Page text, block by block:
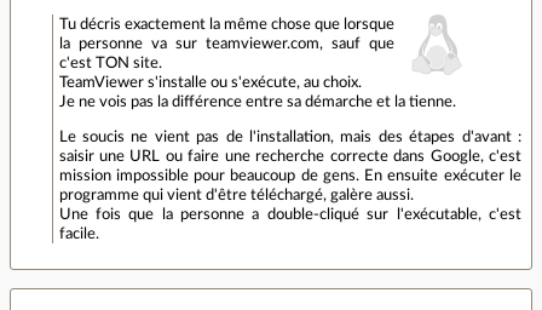
Tu décris exactement la même chose que lorsque
la personne va sur teamviewer.com, sauf que
c'est TON site.
TeamViewer s'installe ou s'exécute, au choix.
Je ne vois pas la différence entre sa démarche et la tienne.
Le soucis ne vient pas de l'installation, mais des étapes d'avant :
saisir une URL ou faire une recherche correcte dans Google, c'est
mission impossible pour beaucoup de gens. En ensuite exécuter le
programme qui vient d'être téléchargé, galère aussi.
Une fois que la personne a double-cliqué sur l'exécutable, c'est
facile.